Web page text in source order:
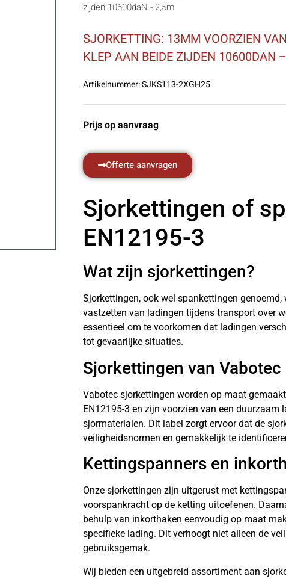
zijden 10600daN - 2,5m
SJORKETTING: 13MM VOORZIEN
KLEP AAN BEIDE ZIJDEN 10600DAN
Artikelnummer:SJKS113-2XGH25
Prijs op aanvraag
Offerte aanvragen
Sjorkettingen of
EN12195-3
Wat zijn sjorkettingen?
Sjorkettingen, ook wel spankettingen
vastzetten van ladingen tijdens transport over
essentieel om te voorkomen dat ladingen
tot gevaarlijke situaties.
Sjorkettingen van Vabotec
Vabotec sjorkettingen worden op maat
EN12195-3 en zijn voorzien van een duurzaam
sjormaterialen. Dit label zorgt ervoor dat de
veiligheidsnormen en gemakkelijk te
Kettingspanners en
Onze sjorkettingen zijn uitgerust met
voorspankracht op de ketting uitoefenen.
behulp van inkorthaken eenvoudig op maat
specifieke lading. Dit verhoogt niet alleen de
gebruiksgemak.
Wij bieden een uitgebreid assortiment aan